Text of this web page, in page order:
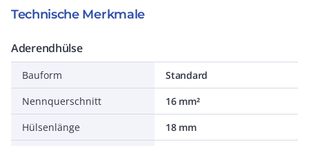
Technische Merkmale
Aderendhülse
Bauform
Standard
Nennquerschnitt
16 mm²
Hülsenlänge
18 mm